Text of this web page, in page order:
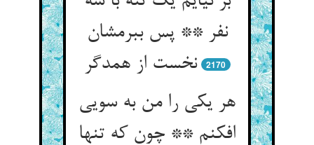
نفر ** پس ببرمشان
نخست از همدگر
2170
هر یکی را من به سویی
افکنم ** چون که تنها